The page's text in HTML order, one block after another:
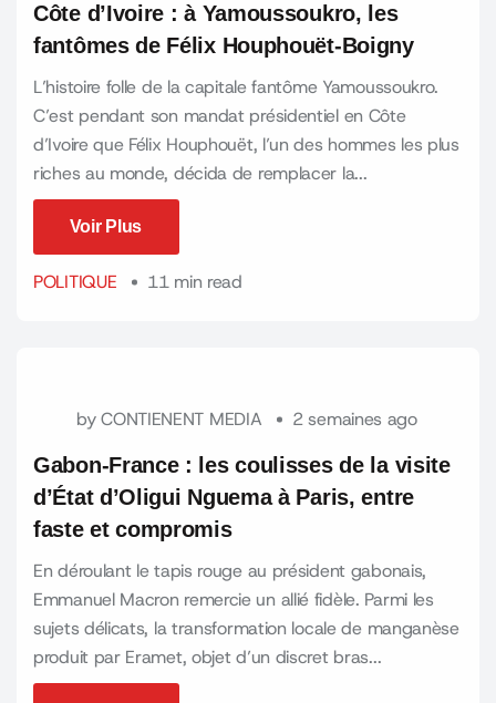
Côte d’Ivoire : à Yamoussoukro, les
fantômes de Félix Houphouët-Boigny
L’histoire folle de la capitale fantôme Yamoussoukro.
C’est pendant son mandat présidentiel en Côte
d’Ivoire que Félix Houphouët, l’un des hommes les plus
riches au monde, décida de remplacer la...
Voir Plus
POLITIQUE 11 min read
byCONTIENENT MEDIA 2 semaines ago
Gabon-France : les coulisses de la visite
d’État d’Oligui Nguema à Paris, entre
faste et compromis
En déroulant le tapis rouge au président gabonais,
Emmanuel Macron remercie un allié fidèle. Parmi les
sujets délicats, la transformation locale de manganèse
produit par Eramet, objet d’un discret bras...